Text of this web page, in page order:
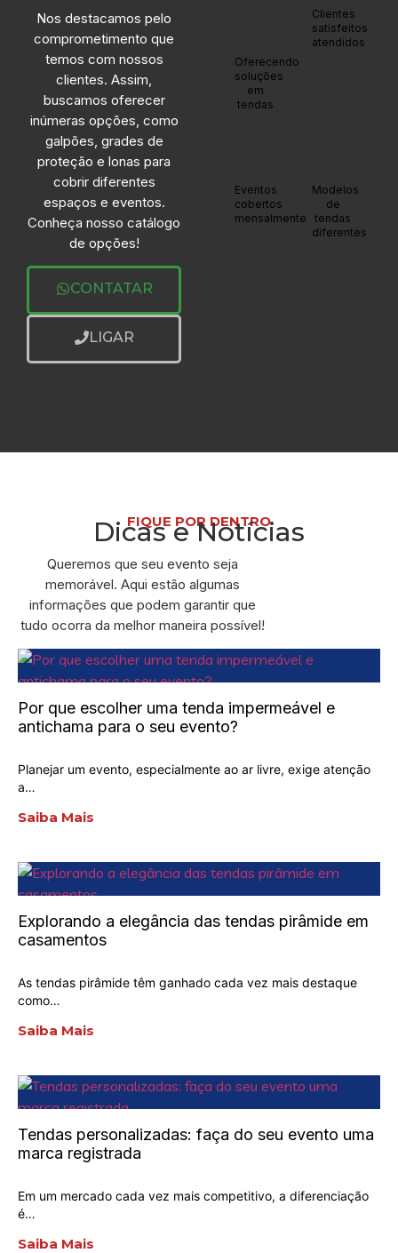
Nos destacamos pelo
comprometimento que
temos com nossos
clientes. Assim,
buscamos oferecer
inúmeras opções, como
galpões, grades de
proteção e lonas para
cobrir diferentes
espaços e eventos.
Conheça nosso catálogo
de opções!
CONTATAR
LIGAR
anos
Oferecendo
soluções
em
tendas
+1200
Clientes
satisfeitos
atendidos
+20
Eventos
cobertos
mensalmente
+20
Modelos
de
tendas
diferentes
FIQUE POR DENTRO
Dicas e Notícias
Queremos que seu evento seja
memorável. Aqui estão algumas
informações que podem garantir que
tudo ocorra da melhor maneira possível!
Por que escolher uma tenda impermeável e
antichama para o seu evento?
Planejar um evento, especialmente ao ar livre, exige atenção
a…
Saiba Mais
Explorando a elegância das tendas pirâmide em
casamentos
As tendas pirâmide têm ganhado cada vez mais destaque
como…
Saiba Mais
Tendas personalizadas: faça do seu evento uma
marca registrada
Em um mercado cada vez mais competitivo, a diferenciação
é…
Saiba Mais